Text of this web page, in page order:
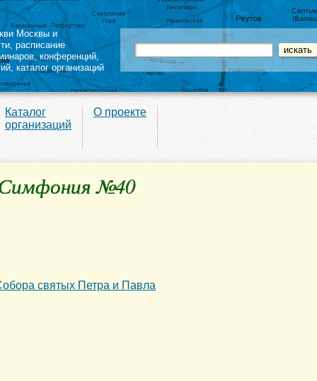
Москвы и
, расписание
,конференций,
каталог организаций
Каталог
организаций
О проекте
№40
святых Петра и Павла